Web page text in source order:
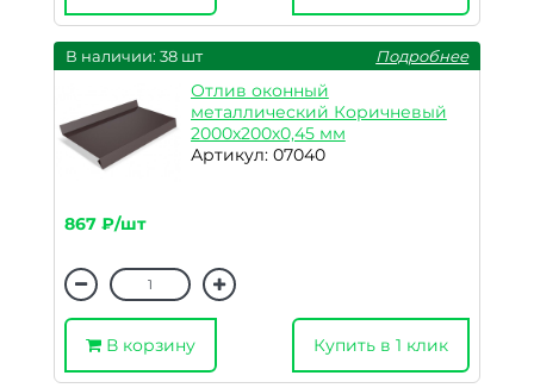
В наличии: 38 шт Подробнее
Отлив оконный
металлический Коричневый
2000х200х0,45 мм
Артикул: 07040
867 ₽/шт
В корзину Купить в 1 клик